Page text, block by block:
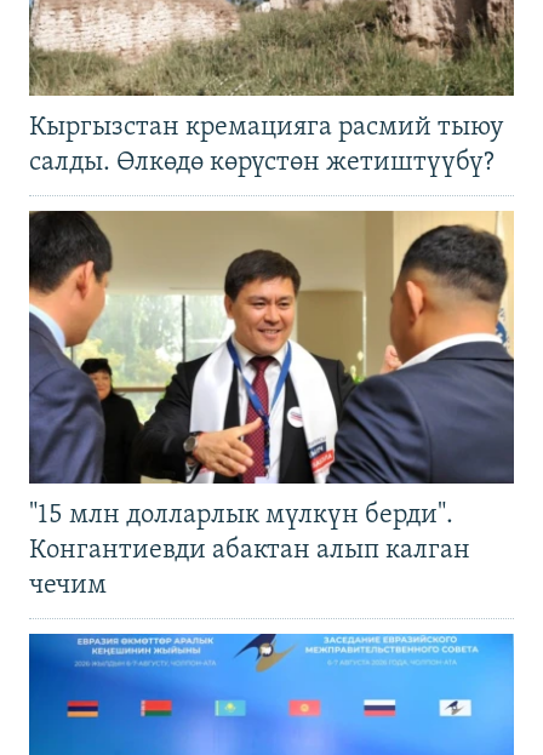
Кыргызстан кремацияга расмий тыюу
салды. Өлкөдө көрүстөн жетиштүүбү?
"15 млн долларлык мүлкүн берди".
Конгантиевди абактан алып калган
чечим